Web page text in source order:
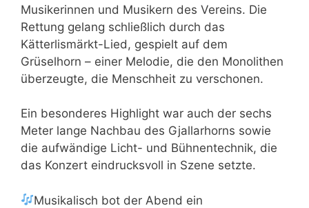
Musikerinnen und Musikern des Vereins. Die
Rettung gelang schließlich durch das
Kätterlismärkt-Lied, gespielt auf dem
Grüselhorn – einer Melodie, die den Monolithen
überzeugte, die Menschheit zu verschonen.
Ein besonderes Highlight war auch der sechs
Meter lange Nachbau des Gjallarhorns sowie
die aufwändige Licht- und Bühnentechnik, die
das Konzert eindrucksvoll in Szene setzte.
Musikalisch bot der Abend ein